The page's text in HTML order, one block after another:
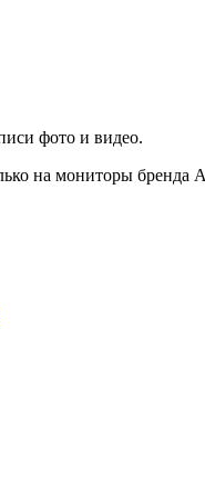
фото и видео.
на мониторы бренда